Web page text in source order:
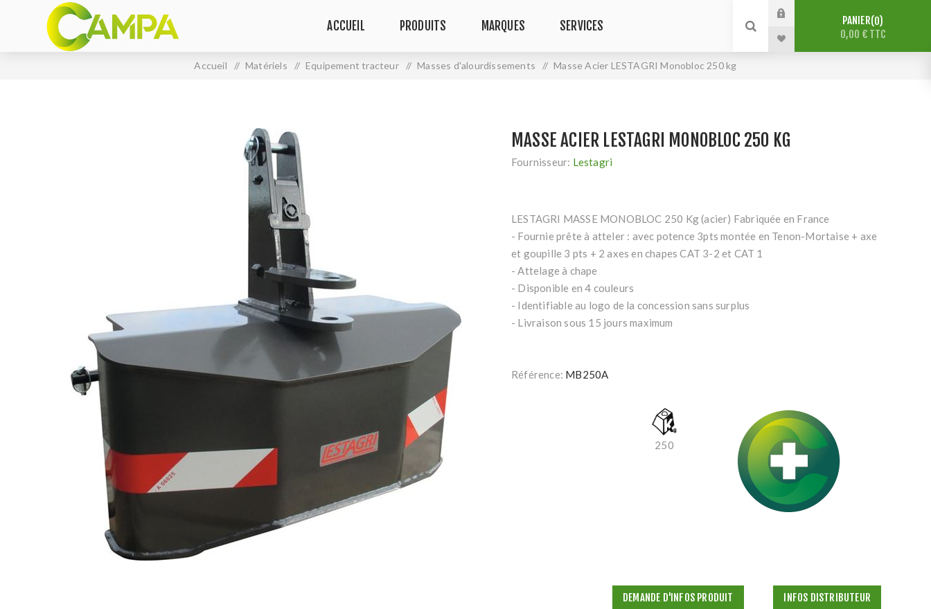
ACCUEIL PRODUITS MARQUES SERVICES PANIER 0
0,00 € TTC
Accueil / Matériels / Equipement tracteur / Masses d'alourdissements / Masse Acier LESTAGRI Monobloc 250 kg
MASSE ACIER LESTAGRI MONOBLOC 250 KG
Fournisseur: Lestagri
LESTAGRI MASSE MONOBLOC 250 Kg (acier) Fabriquée en France
- Fournie prête à atteler : avec potence 3pts montée en Tenon-Mortaise + axe
et goupille 3 pts + 2 axes en chapes CAT 3-2 et CAT 1
- Attelage à chape
- Disponible en 4 couleurs
- Identifiable au logo de la concession sans surplus
- Livraison sous 15 jours maximum
Référence: MB250A
250
DEMANDE D'INFOS PRODUIT INFOS DISTRIBUTEUR